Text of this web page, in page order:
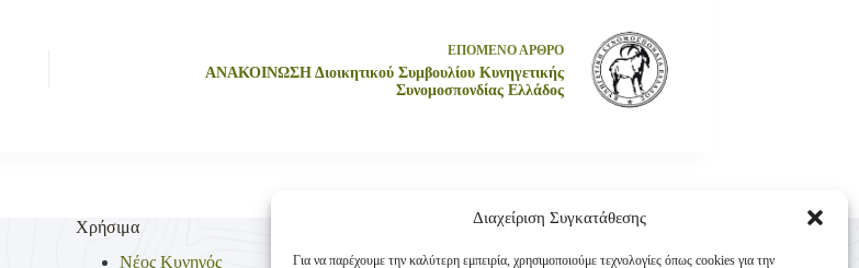
Διαχείριση Συγκατάθεσης
Για να παρέχουμε την καλύτερη εμπειρία, χρησιμοποιούμε τεχνολογίες όπως cookies για την
ΕΠΟΜΕΝΟΑΡΘΡΟ
ΑΝΑΚΟΙΝΩΣΗ Διοικητικού Συμβουλίου Κυνηγετικής
Συνομοσπονδίας Ελλάδος
Χρήσιμα
Νέος Κυνηγός
Επικοινωνία
Κυνηγετική Συνομοσπονδία Ελλάδος